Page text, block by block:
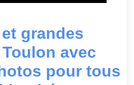
grandes
avec
pour tous